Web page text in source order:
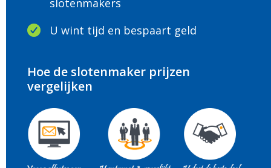
slotenmakers
U wint tijd en bespaart geld
Hoe de slotenmaker prijzen
vergelijken